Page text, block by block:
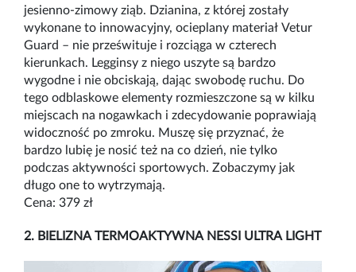
jesienno-zimowy ziąb. Dzianina, z której zostały
wykonane to innowacyjny, ocieplany materiał Vetur
Guard – nie prześwituje i rozciąga w czterech
kierunkach. Legginsy z niego uszyte są bardzo
wygodne i nie obciskają, dając swobodę ruchu. Do
tego odblaskowe elementy rozmieszczone są w kilku
miejscach na nogawkach i zdecydowanie poprawiają
widoczność po zmroku. Muszę się przyznać, że
bardzo lubię je nosić też na co dzień, nie tylko
podczas aktywności sportowych. Zobaczymy jak
długo one to wytrzymają.
Cena: 379 zł
2. BIELIZNA TERMOAKTYWNA NESSI ULTRA LIGHT